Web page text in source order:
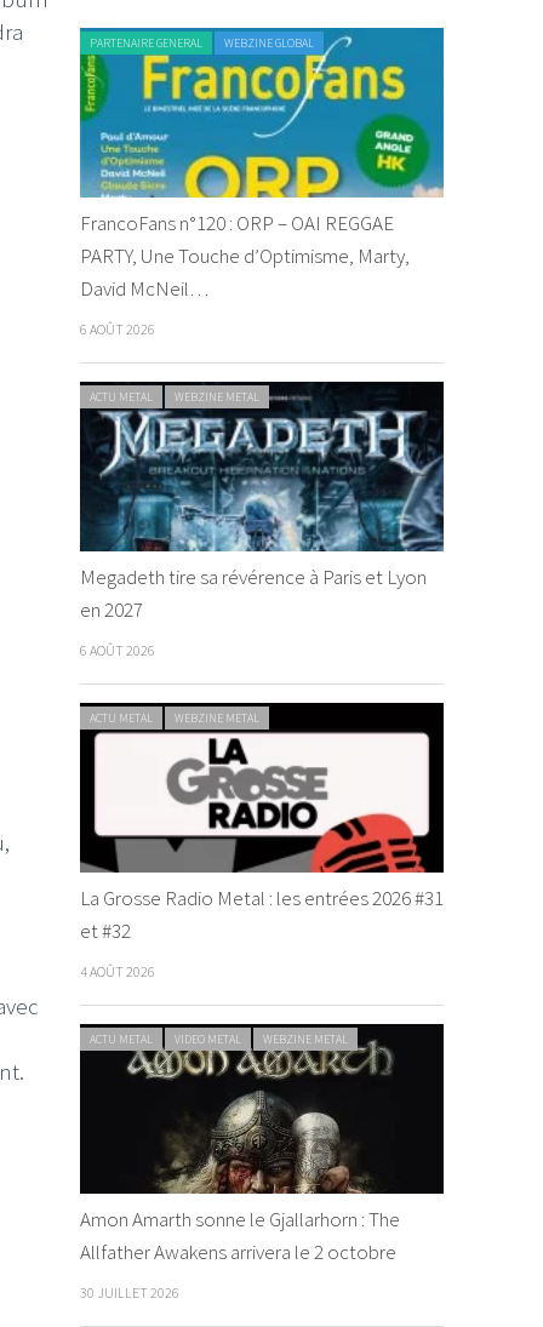
PARTENAIRE GENERAL WEBZINE GLOBAL
FrancoFans n°120 : ORP – OAI REGGAE
PARTY, Une Touche d’Optimisme, Marty,
David McNeil…
6 AOÛT 2026
ACTU METAL WEBZINE METAL
Megadeth tire sa révérence à Paris et Lyon
en 2027
6 AOÛT 2026
ACTU METAL WEBZINE METAL
La Grosse Radio Metal : les entrées 2026 #31
et #32
4 AOÛT 2026
ACTU METAL VIDEO METAL WEBZINE METAL
Amon Amarth sonne le Gjallarhorn : The
Allfather Awakens arrivera le 2 octobre
30 JUILLET 2026